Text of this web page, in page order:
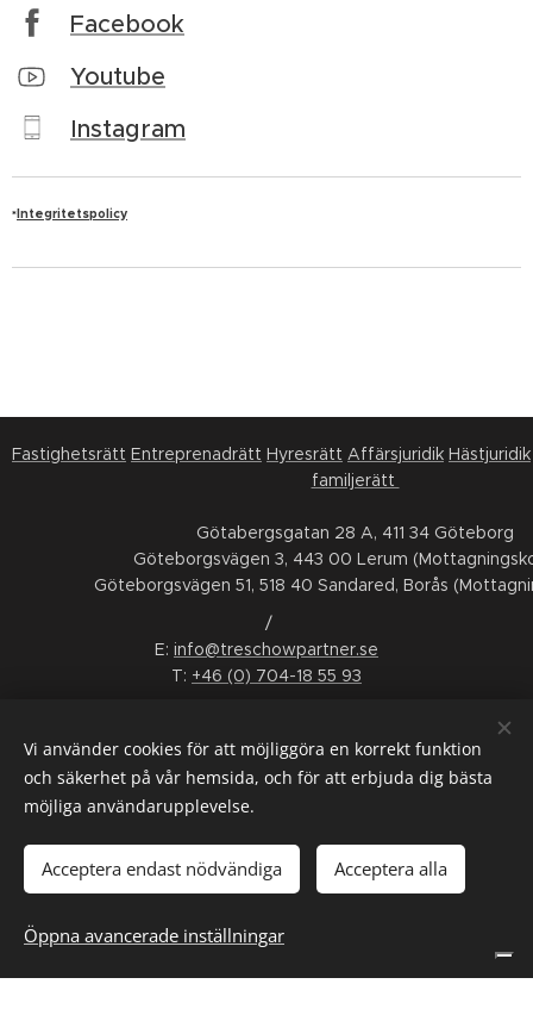
Facebook
Youtube
Instagram
* Integritetspolicy
Fastighetsrätt Entreprenadrätt Hyresrätt Affärsjuridik Hästjuridik
familjerätt
Götabergsgatan 28 A, 411 34 Göteborg
Göteborgsvägen 3, 443 00 Lerum
Göteborgsvägen 51, 518 40 Sandared, Borås
/
E: info@treschowpartner.se
T: +46 (0) 704-18 55 93
LinkedIn Facebook Instagram Youtube
INTERGRITETSPOLICY
SMS-VILLKOR
Svenska
English
Vi använder cookies för att möjliggöra en korrekt funktion
och säkerhet på vår hemsida, och för att erbjuda dig bästa
möjliga användarupplevelse.
Acceptera endast nödvändiga Acceptera alla
Öppna avancerade inställningar